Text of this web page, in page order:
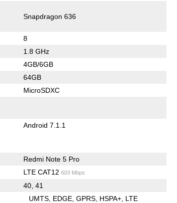
Snapdragon 636
8
1.8 GHz
4GB/6GB
64GB
MicroSDXC
Android 7.1.1
Redmi Note 5 Pro
LTE CAT12 603 Mbps
40, 41
UMTS EDGE GPRS HSPA+ LTE